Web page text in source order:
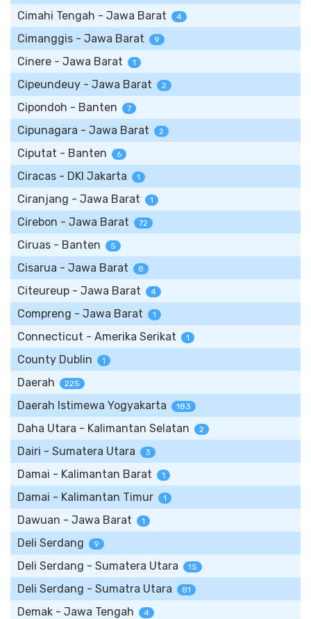
Cimahi Tengah - Jawa Barat 4
Cimanggis - Jawa Barat 9
Cinere - Jawa Barat 1
Cipeundeuy - Jawa Barat 2
Cipondoh - Banten 7
Cipunagara - Jawa Barat 2
Ciputat - Banten 6
Ciracas - DKI Jakarta 1
Ciranjang - Jawa Barat 1
Cirebon - Jawa Barat 72
Ciruas - Banten 5
Cisarua - Jawa Barat 8
Citeureup - Jawa Barat 4
Compreng - Jawa Barat 1
Connecticut - Amerika Serikat 1
County Dublin 1
Daerah 225
Daerah Istimewa Yogyakarta 183
Daha Utara - Kalimantan Selatan 2
Dairi - Sumatera Utara 3
Damai - Kalimantan Barat 1
Damai - Kalimantan Timur 1
Dawuan - Jawa Barat 1
Deli Serdang 9
Deli Serdang - Sumatera Utara 15
Deli Serdang - Sumatra Utara 81
Demak - Jawa Tengah 4